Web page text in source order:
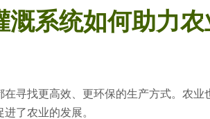
溉系统如何助力
寻找更高效、更环保的生产方式。农
了农业的发展。